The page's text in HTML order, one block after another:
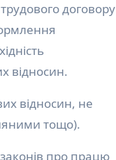
договору
відносин.
відносин, не
тощо).
про працю